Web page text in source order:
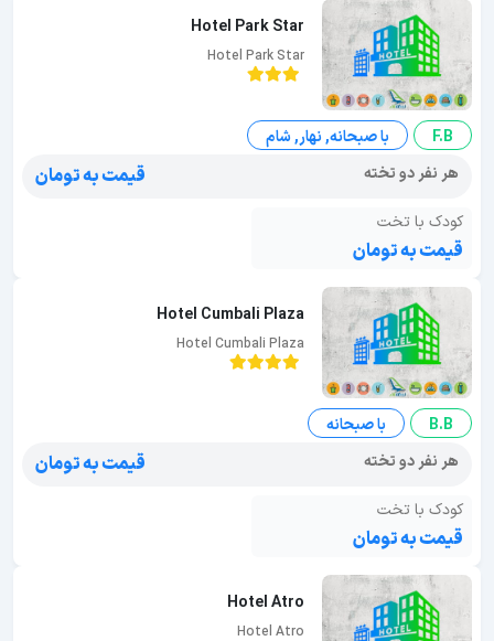
Hotel Park Star
Hotel Park Star
F.B
با صبحانه, نهار, شام
هر نفر دو تخته
قیمت به تومان
کودک با تخت
قیمت به تومان
Hotel Cumbali Plaza
Hotel Cumbali Plaza
B.B
با صبحانه
هر نفر دو تخته
قیمت به تومان
کودک با تخت
قیمت به تومان
Hotel Atro
Hotel Atro